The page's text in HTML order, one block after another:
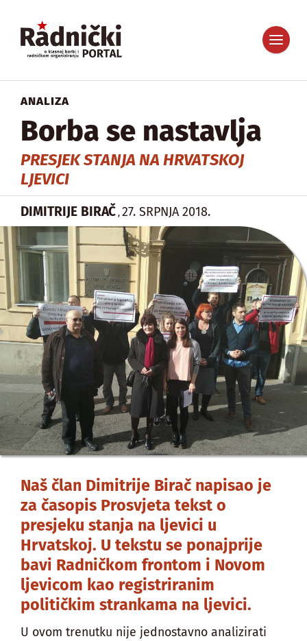
ANALIZA
Borba se nastavlja
PRESJEK STANJA NA HRVATSKOJ
LJEVICI
DIMITRIJE BIRAČ , 27. SRPNJA 2018.
Naš član Dimitrije Birač napisao je
za časopis Prosvjeta tekst o
presjeku stanja na ljevici u
Hrvatskoj. U tekstu se ponajprije
bavi Radničkom frontom i Novom
ljevicom kao registriranim
političkim strankama na ljevici.
U ovom trenutku nije jednostavno analizirati